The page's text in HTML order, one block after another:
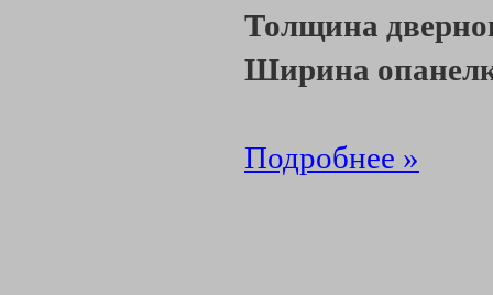
Толщина
Ширина
Подробнее »